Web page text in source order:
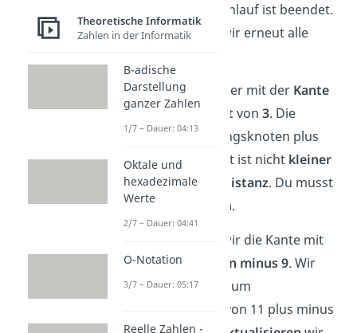
Unser erster Durchlauf ist beendet.
Jetztüberprüfen
wir erneut alle
Beginnen wir wieder mit der Kante
mit einemGewicht von3. Die
Distanz zum Anfangsknoten plus
das Kantengewicht ist nicht kleiner
als diebekannte Distanz. Du musst
alsonichts ändern.
Jetzt überprüfen wir die Kante mit
einemGewicht von minus 9. Wir
rechnen: Distanz zum
Ausgangsknoten von 11 plus minus
Theoretische Informatik
Zahlen in der Informatik
B-adische
Darstellung
ganzer Zahlen
1/7 – Dauer: 04:13
Oktale und
hexadezimale
Werte
2/7 – Dauer: 04:41
O-Notation
3/7 – Dauer: 05:17
Reelle Zahlen -